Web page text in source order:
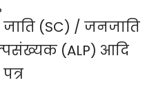
(SC) / जनजाति
(ALP) आदि